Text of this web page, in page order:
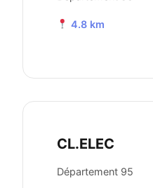
4.8 km
CL.ELEC
Département 95